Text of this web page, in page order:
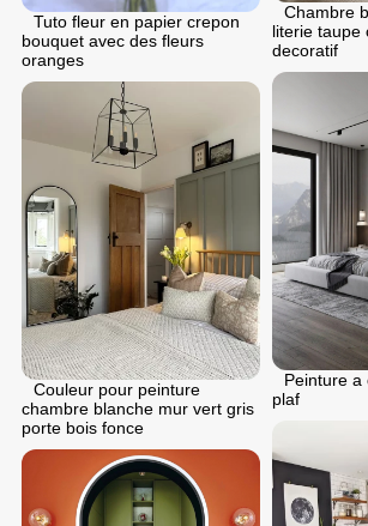
Tuto fleur en papier crepon
bouquet avec des fleurs
oranges
Chambre
literie taupe
decoratif
Peinture a
plaf
Couleur pour peinture
chambre blanche mur vert gris
porte bois fonce